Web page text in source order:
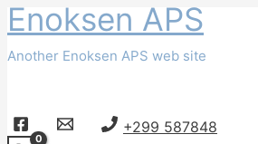
Gå
indholdet
Enoksen APS
Another Enoksen APS web site
+299 587848